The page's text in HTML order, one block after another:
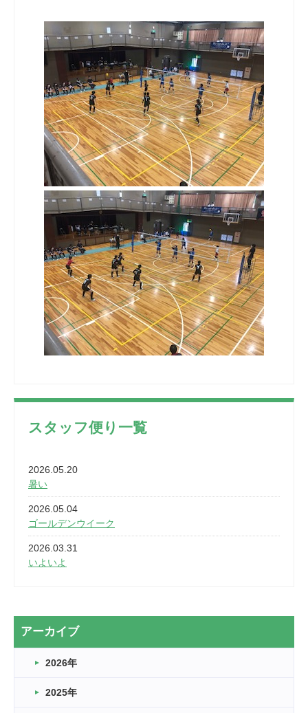
スタッフ便り一覧
2026.05.20
暑い
2026.05.04
ゴールデンウイーク
2026.03.31
いよいよ
2026.03.20
なぎなた
2026.03.16
アーカイブ
2026年
2025年